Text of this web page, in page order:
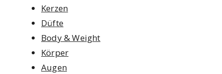
Kerzen
Düfte
Body & Weight
Körper
Augen